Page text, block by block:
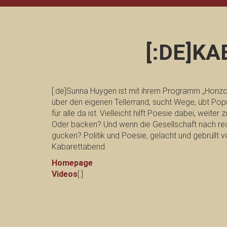
[:de]Sunna Huygen ist mit ihrem Programm
über den eigenen Tellerrand, sucht Wege, übt
für alle da ist. Vielleicht hilft Poesie dabei, weiter
Oder backen? Und wenn die Gesellschaft nach
gucken? Politik und Poesie, gelacht und gebrüllt
Kabarettabend.
Homepage
Videos [:]